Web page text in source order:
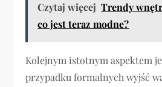
Czytaj więcej Trendy
co jest teraz modne?
Kolejnym istotnym aspektem
przypadku formalnych wyjść